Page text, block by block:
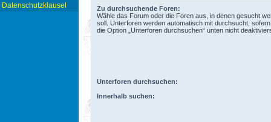
Datenschutzklausel
Zu durchsuchende Foren:
Wähle das Forum oder die Foren aus, in denen gesucht
soll. Unterforen werden automatisch mit durchsucht,
die Option „Unterforen durchsuchen“ unten nicht
Unterforen durchsuchen:
Innerhalb suchen: